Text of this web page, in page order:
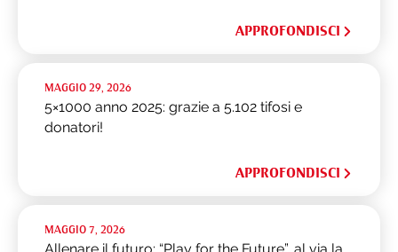
APPROFONDISCI
MAGGIO 29, 2026
5×1000 anno 2025: grazie a 5.102 tifosi e
donatori!
APPROFONDISCI
MAGGIO 7, 2026